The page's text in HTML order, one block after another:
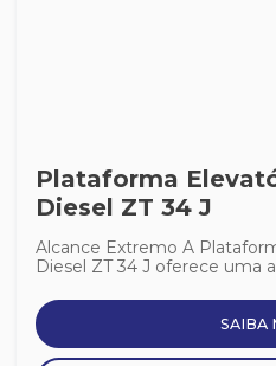
Plataforma
Diesel ZT 34 J
Alcance Extremo A
Diesel ZT 34 J oferece uma
SAIBA